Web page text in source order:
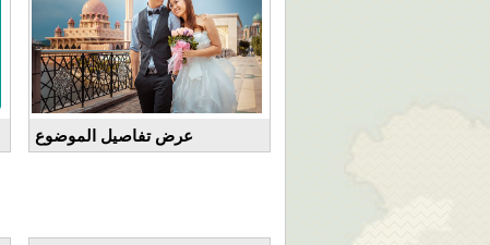
عرض تفاصيل الموضوع